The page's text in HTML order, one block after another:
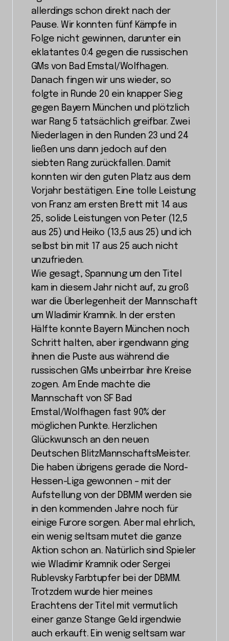
allerdings schon direkt nach der
Pause. Wir konnten fünf Kämpfe in
Folge nicht gewinnen, darunter ein
eklatantes 0:4 gegen die russischen
GMs von Bad Emstal/Wolfhagen.
Danach fingen wir uns wieder, so
folgte in Runde 20 ein knapper Sieg
gegen Bayern München und plötzlich
war Rang 5 tatsächlich greifbar. Zwei
Niederlagen in den Runden 23 und 24
ließen uns dann jedoch auf den
siebten Rang zurückfallen. Damit
konnten wir den guten Platz aus dem
Vorjahr bestätigen. Eine tolle Leistung
von Franz am ersten Brett mit 14 aus
25, solide Leistungen von Peter (12,5
aus 25) und Heiko (13,5 aus 25) und ich
selbst bin mit 17 aus 25 auch nicht
unzufrieden.
Wie gesagt, Spannung um den Titel
kam in diesem Jahr nicht auf, zu groß
war die Überlegenheit der Mannschaft
um Wladimir Kramnik. In der ersten
Hälfte konnte Bayern München noch
Schritt halten, aber irgendwann ging
ihnen die Puste aus während die
russischen GMs unbeirrbar ihre Kreise
zogen. Am Ende machte die
Mannschaft von SF Bad
Emstal/Wolfhagen fast 90% der
möglichen Punkte. Herzlichen
Glückwunsch an den neuen
Deutschen BlitzMannschaftsMeister.
Die haben übrigens gerade die Nord-
Hessen-Liga gewonnen – mit der
Aufstellung von der DBMM werden sie
in den kommenden Jahre noch für
einige Furore sorgen. Aber mal ehrlich,
ein wenig seltsam mutet die ganze
Aktion schon an. Natürlich sind Spieler
wie Wladimir Kramnik oder Sergei
Rublevsky Farbtupfer bei der DBMM.
Trotzdem wurde hier meines
Erachtens der Titel mit vermutlich
einer ganze Stange Geld irgendwie
auch erkauft. Ein wenig seltsam war